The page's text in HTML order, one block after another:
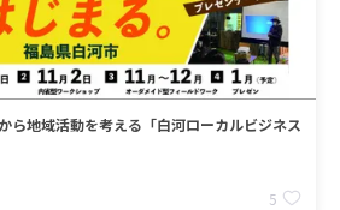
ら地域活動を考える「白河ローカルビジネス
5